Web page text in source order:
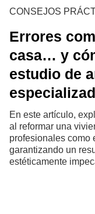
CONSEJOS
Errores
casa… y
estudio de
En este artículo,
al reformar una
profesionales como
garantizando un
estéticamente